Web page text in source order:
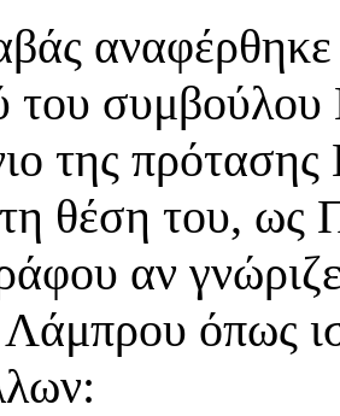
αναφέρθηκε
του
της πρότασης
θέση του, ως
αν γνώριζε
Λάμπρου όπως